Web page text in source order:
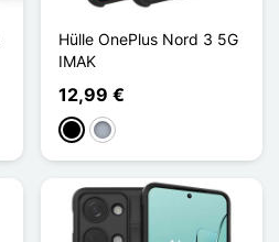
Hülle OnePlus Nord 3 5G
IMAK
12,99 €
Schwarz
Grau